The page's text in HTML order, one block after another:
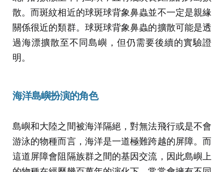
散。而斑紋相近的球斑球背象鼻蟲並不一定是親緣
關係很近的類群。球斑球背象鼻蟲的擴散可能是透
過海漂擴散至不同島嶼，但仍需要後續的實驗證
明。
海洋島嶼扮演的角色
島嶼和大陸之間被海洋隔絕，對無法飛行或是不會
游泳的物種而言，海洋是一道極難跨越的屏障。而
這道屏障會阻隔族群之間的基因交流，因此島嶼上